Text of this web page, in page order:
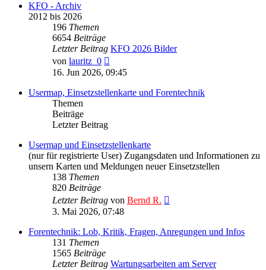
KFO - Archiv
2012 bis 2026
196 Themen
6654 Beiträge
Letzter Beitrag KFO 2026 Bilder
von lauritz_0
Beitrag
16. Jun 2026, 09:45
Usermap, Einsetzstellenkarte und Forentechnik
Themen
Beiträge
Letzter Beitrag
Usermap und Einsetzstellenkarte
(nur für registrierte User) Zugangsdaten und Informationen zu
unsern Karten und Meldungen neuer Einsetzstellen
138 Themen
820 Beiträge
Letzter Beitrag von Bernd R.
3. Mai 2026, 07:48
Forentechnik: Lob, Kritik, Fragen, Anregungen und Infos
131 Themen
1565 Beiträge
Letzter Beitrag Wartungsarbeiten am Server